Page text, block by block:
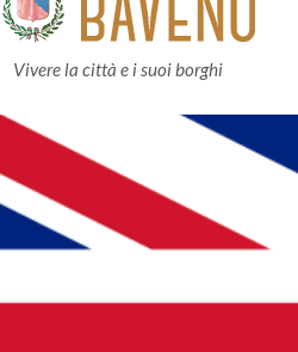
Vivere la città e i suoi borghi